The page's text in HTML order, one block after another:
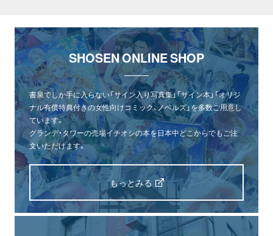
SHOSEN ONLINE SHOP
書泉でしか手に入らない「サイン入り写真集」「サイン本」「オリジ
ナル有償特典付きの女性向けコミック、ノベルズ」を多数ご用意し
ています。
グランデ・タワーの売場イチオシの本を日本中どこからでもご注
文いただけます。
もっとみる